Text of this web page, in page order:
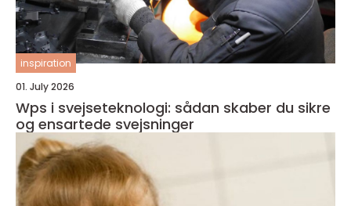
inspiration
01. July 2026
Wps i svejseteknologi: sådan skaber du sikre
og ensartede svejsninger